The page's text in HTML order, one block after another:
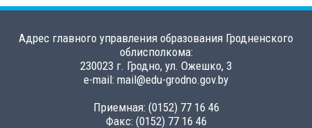
Адрес главного управления образования Гродненского
облисполкома:
230023 г. Гродно, ул. Ожешко, 3
e-mail: mail@edu-grodno.gov.by
Приемная: (0152) 77 16 46
Факс: (0152) 77 16 46